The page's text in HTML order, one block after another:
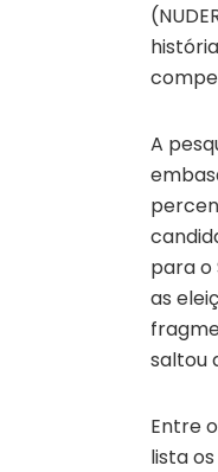
A
para o
as
saltou
Entre
lista